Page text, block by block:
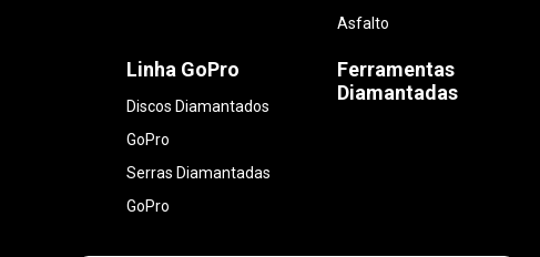
Asfalto
Linha GoPro
Discos Diamantados
GoPro
Serras Diamantadas
GoPro
Ferramentas
Diamantadas